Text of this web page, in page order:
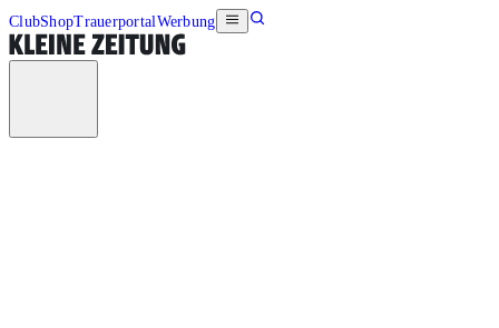
ClubShopTrauerportalWerbung